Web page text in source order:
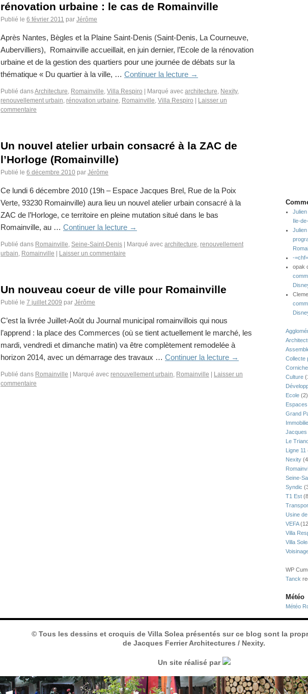
rénovation urbaine : le cas de Romainville
Publié le 6 février 2011 par Jérôme
Après Nantes, Bègles et la Plaine Saint-Denis (Saint-Denis, La Courneuve,
Aubervilliers), Romainville accueillait, en juin dernier, l’Ecole de la rénovation
urbaine et de la gestion des quartiers pour une journée de débats sur la
thématique « Du quartier à la ville, … Continuer la lecture →
Publié dansArchitecture, Romainville, Villa Respiro Marqué avec architecture, Nexity,
renouvellement urbain, rénovation urbaine, Romainville, Villa Respiro
Laisser un
commentaire
Un nouvel atelier urbain consacré à la ZAC de
l’Horloge (Romainville)
Publié le 6 décembre 2010 par Jérôme
Ce lundi 6 décembre 2010 (19h – Espace Jacques Brel, Rue de la Poix
Verte, 93230 Romainville) aura lieu un nouvel atelier urbain consacré à la
ZAC de l’Horloge, ce territoire en pleine mutation situé dans le bas
Romainville, au … Continuer la lecture →
Publié dans Romainville, Seine-Saint-Denis Marqué avec architecture, renouvellement
urbain, Romainville Laisser un commentaire
Un nouveau coeur de ville pour Romainville
Publié le 7 juillet 2009 par Jérôme
C’est la livrée Juillet-Août du Journal municipal romainvillois qui nous
l’apprend : la place des Commerces (où se tient actuellement le marché, les
mardi, vendredi et dimanche matin) va être complètement remodelée à
horizon 2014, avec un démarrage des travaux … Continuer la lecture →
Publié dans Romainville Marqué avec renouvellement urbain, Romainville
Laisser un
commentaire
Julien
Ile-
Julien
-
opak
Collecte
Culture
Ecole (2)
Grand
Le
Ligne 11
Nexity
Seine-
Syndic
T1 Est
Usine
VEFA
Villa
Villa
WP
Tanck
Météo
Météo
© Tous les dessins et croquis de Villa Solea présentés sur ce blog sont la
de Jacques Ferrier Architectures / Nexity.
Un site réalisé par